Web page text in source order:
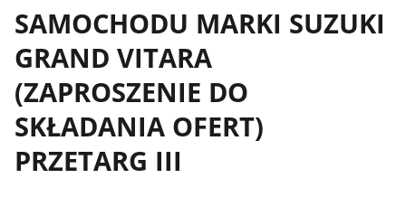
SAMOCHODU MARKI SUZUKI
GRAND VITARA
(ZAPROSZENIE DO
SKŁADANIA OFERT)
PRZETARG III